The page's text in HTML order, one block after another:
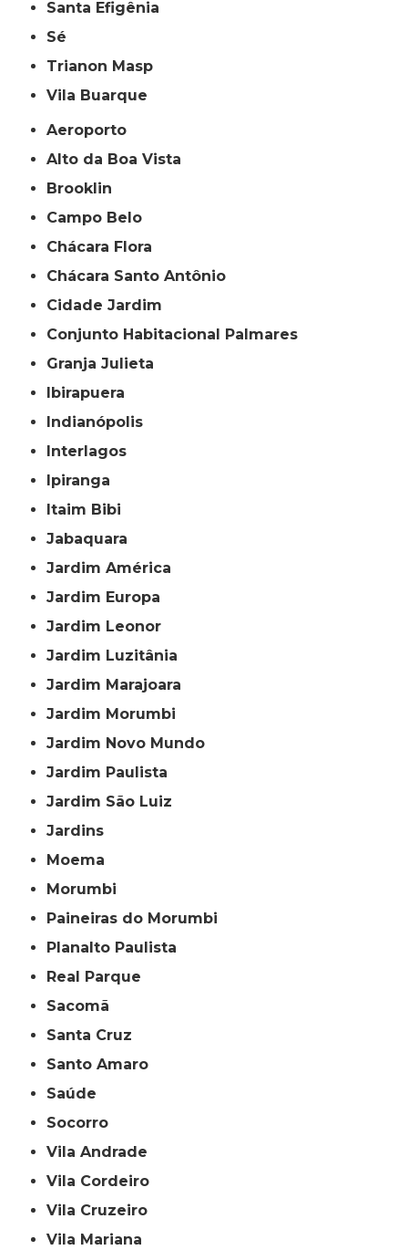
Santa Efigênia
Sé
Trianon Masp
Vila Buarque
Aeroporto
Alto da Boa Vista
Brooklin
Campo Belo
Chácara Flora
Chácara Santo Antônio
Cidade Jardim
Conjunto Habitacional Palmares
Granja Julieta
Ibirapuera
Indianópolis
Interlagos
Ipiranga
Itaim Bibi
Jabaquara
Jardim América
Jardim Europa
Jardim Leonor
Jardim Luzitânia
Jardim Marajoara
Jardim Morumbi
Jardim Novo Mundo
Jardim Paulista
Jardim São Luiz
Jardins
Moema
Morumbi
Paineiras do Morumbi
Planalto Paulista
Real Parque
Sacomã
Santa Cruz
Santo Amaro
Saúde
Socorro
Vila Andrade
Vila Cordeiro
Vila Cruzeiro
Vila Mariana